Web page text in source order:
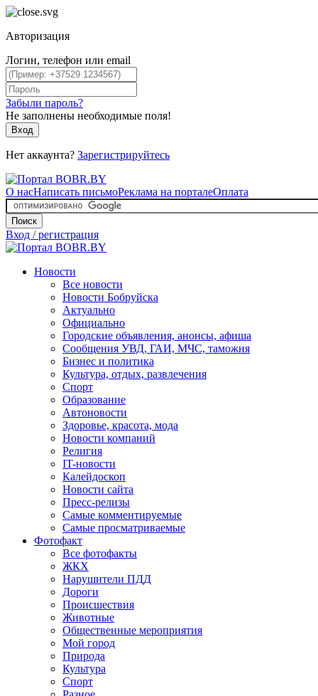
Авторизация
Логин, телефон или email
Забыли пароль?
Не заполнены необходимые поля!
Вход
Нет аккаунта? Зарегистрируйтесь
О насНаписать письмоРеклама на порталеОплата
Поиск
Вход / регистрация
Новости
Все новости
Новости Бобруйска
Актуально
Официально
Городские объявления, анонсы, афиша
Сообщения УВД, ГАИ, МЧС, таможня
Бизнес и политика
Культура, отдых, развлечения
Спорт
Образование
Автоновости
Здоровье, красота, мода
Новости компаний
Религия
IT-новости
Калейдоскоп
Новости сайта
Пресс-релизы
Самые комментируемые
Самые просматриваемые
Фотофакт
Все фотофакты
ЖКХ
Нарушители ПДД
Дороги
Происшествия
Животные
Общественные мероприятия
Мой город
Природа
Культура
Спорт